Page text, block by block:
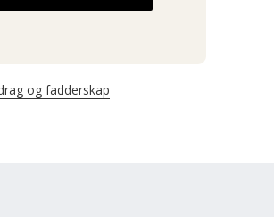
og fadderskap